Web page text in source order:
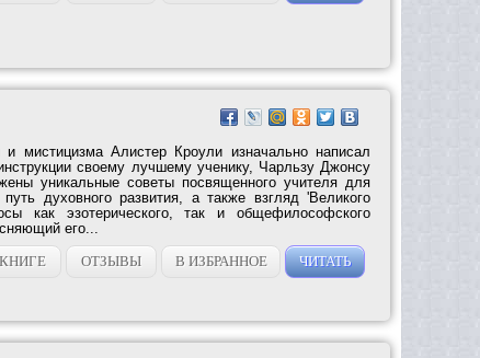
и мистицизма Алистер Кроули изначально написал
своему лучшему ученику, Чарльзу Джонсу
уникальные советы посвященного учителя для
духовного развития, а также взгляд 'Великого
как эзотерического, так и общефилософского
его...
ОТЗЫВЫ В ИЗБРАННОЕ ЧИТАТЬ